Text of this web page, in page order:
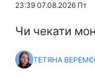
23:39 07.08.2026 Пт
Чи чекати
ТЕТЯНА